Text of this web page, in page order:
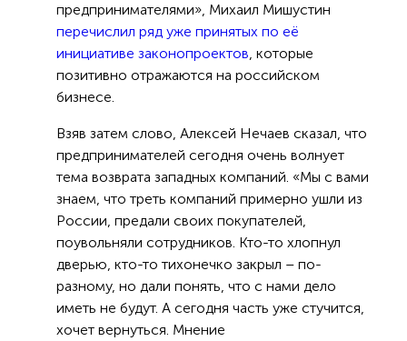
предпринимателями», Михаил Мишустин
перечислил ряд уже принятых по её
инициативе законопроектов, которые
позитивно отражаются на российском
бизнесе.
Взяв затем слово, Алексей Нечаев сказал, что
предпринимателей сегодня очень волнует
тема возврата западных компаний. «Мы с вами
знаем, что треть компаний примерно ушли из
России, предали своих покупателей,
поувольняли сотрудников. Кто-то хлопнул
дверью, кто-то тихонечко закрыл – по-
разному, но дали понять, что с нами дело
иметь не будут. А сегодня часть уже стучится,
хочет вернуться. Мнение